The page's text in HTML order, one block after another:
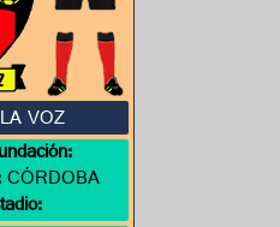
VOZ
CÓRDOBA